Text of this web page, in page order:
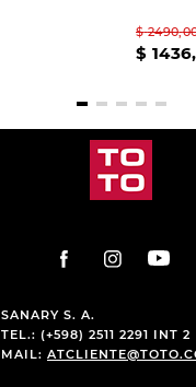
$ 2490,
$ 1436,
SANARY S. A.
TEL.: (+598) 2511 2291 INT 2
MAIL: